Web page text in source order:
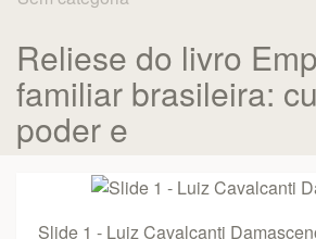
Reliese do livro
familiar brasileira:
poder e
Slide 1 - Luiz Cavalcanti